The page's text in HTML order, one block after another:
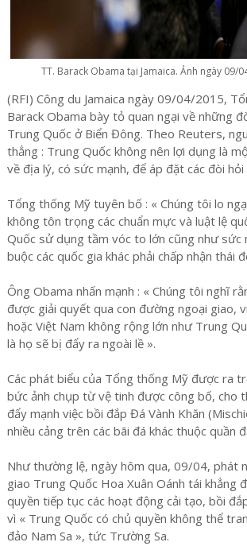
TT. Barack Obama tại Jamaica. Ảnh ngày 09/
(RFI) Công du Jamaica ngày 09/04/2015,
Barack Obama bày tỏ quan ngại về những
Trung Quốc ở Biển Đông. Theo Reuters,
thẳng : Trung Quốc không nên lợi dụng là
về địa lý, có sức mạnh, để áp đặt các đòi hỏi
Tổng thống Mỹ tuyên bố : « Chúng tôi lo
không tôn trọng các chuẩn mực và luật lệ
Quốc sử dụng tầm vóc to lớn cũng như sức
buộc các quốc gia khác phải chấp nhận thái
Ông Obama nhấn mạnh : « Chúng tôi nghĩ
được giải quyết qua con đường ngoại giao,
hoặc Việt Nam không rộng lớn như Trung
là họ sẽ bị đẩy ra ngoài lề ».
Các phát biểu của Tổng thống Mỹ được ra
bức ảnh chụp từ vệ tinh được công bố, cho
đẩy mạnh việc bồi đắp Đá Vành Khăn
nhiều cảng trên các bãi đá khác thuộc quần
Như thường lệ, ngày hôm qua, 09/04, phát
giao Trung Quốc Hoa Xuân Oánh tái khẳng
quyền tiếp tục các hoạt động cải tạo, bồi
vì « Trung Quốc có chủ quyền không thể
đảo Nam Sa », tức Trường Sa.